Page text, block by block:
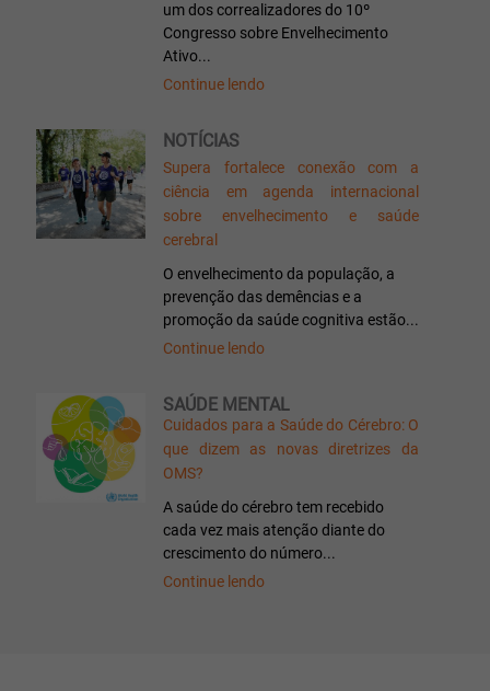
um dos correalizadores do 10º
Congresso sobre Envelhecimento
Ativo...
Continue lendo
NOTÍCIAS
Supera fortalece conexão com a
ciência em agenda internacional
sobre envelhecimento e saúde
cerebral
O envelhecimento da população, a
prevenção das demências e a
promoção da saúde cognitiva estão...
Continue lendo
SAÚDE MENTAL
Cuidados para a Saúde do Cérebro: O
que dizem as novas diretrizes da
OMS?
A saúde do cérebro tem recebido
cada vez mais atenção diante do
crescimento do número...
Continue lendo